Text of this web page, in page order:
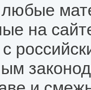
любые
на